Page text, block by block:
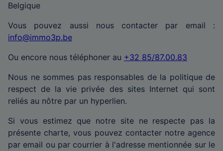
Belgique
Vous pouvez aussi nous contacter par email :
info@immo3p.be
Ou encore nous téléphoner au +32 85/87.00.83
Nous ne sommes pas responsables de la politique de
respect de la vie privée des sites Internet qui sont
reliés au nôtre par un hyperlien.
Si vous estimez que notre site ne respecte pas la
présente charte, vous pouvez contacter notre agence
par email ou par courrier à l'adresse mentionnée sur le